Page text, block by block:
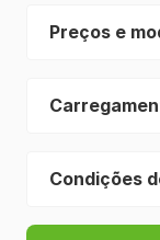
Preços e
Condições